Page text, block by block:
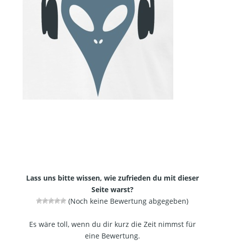
Lass uns bitte wissen, wie zufrieden du mit dieser
Seite warst?
(Noch keine Bewertung abgegeben)
Es wäre toll, wenn du dir kurz die Zeit nimmst für
eine Bewertung.